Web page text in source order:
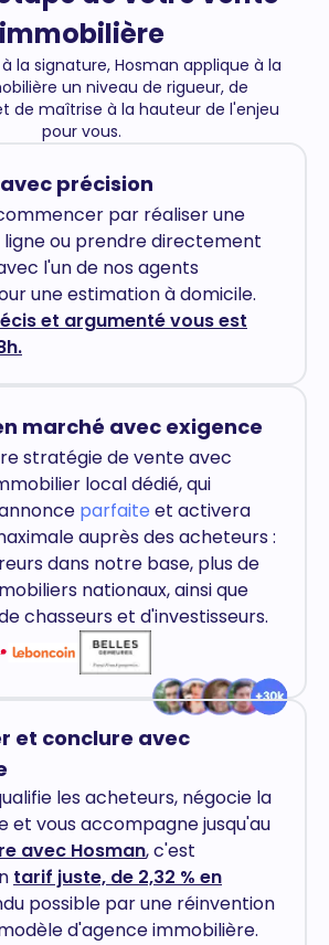
immobilière
la signature, Hosman applique à la
un niveau de rigueur, de
de maîtrise à la hauteur de l'enjeu
pour vous.
précision
par réaliser une
ou prendre directement
l'un de nos agents
une estimation à domicile.
et argumenté vous est
marché avec exigence
stratégie de vente avec
local dédié, qui
parfaite et activera
auprès des acheteurs :
dans notre base, plus de
nationaux, ainsi que
chasseurs et d'investisseurs.
et conclure avec
les acheteurs, négocie la
et vous accompagne jusqu'au
avec Hosman, c'est
tarif juste, de 2,32 % en
possible par une réinvention
d'agence immobilière.